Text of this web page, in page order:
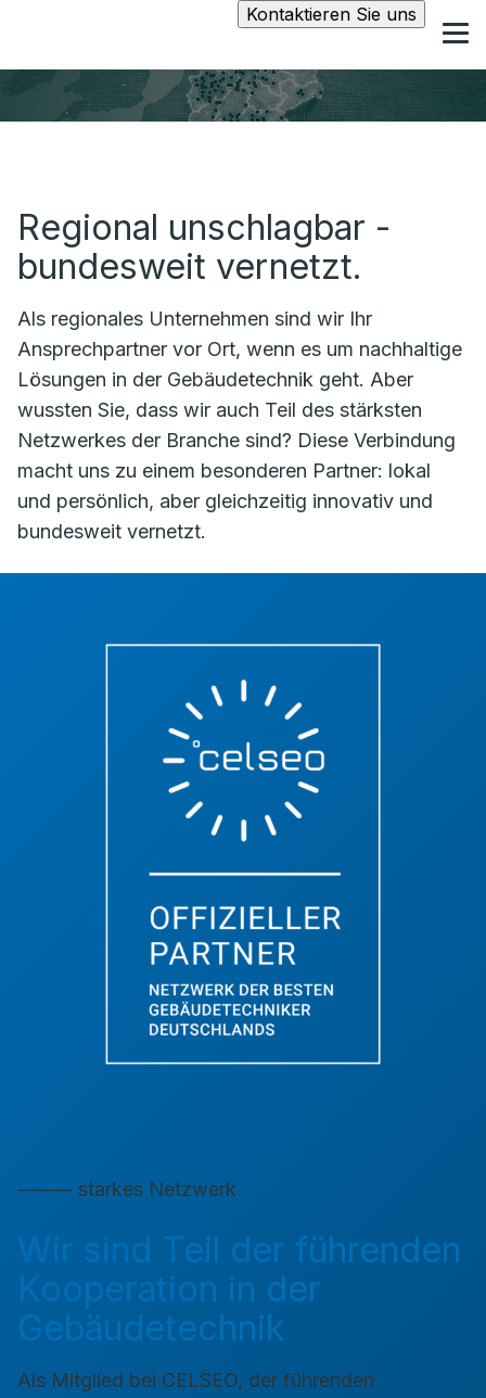
Kontaktieren Sie uns
Regional unschlagbar -
bundesweit vernetzt.
Als regionales Unternehmen sind wir Ihr
Ansprechpartner vor Ort, wenn es um nachhaltige
Lösungen in der Gebäudetechnik geht. Aber
wussten Sie, dass wir auch Teil des stärksten
Netzwerkes der Branche sind? Diese Verbindung
macht uns zu einem besonderen Partner: lokal
und persönlich, aber gleichzeitig innovativ und
bundesweit vernetzt.
⸻ starkes Netzwerk
Wir sind Teil der führenden
Kooperation in der
Gebäudetechnik
Als Mitglied bei CELSEO, der führenden